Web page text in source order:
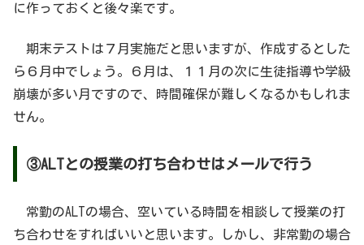
に作っておくと後々楽です。
期末テストは７月実施だと思いますが、作成するとした
ら６月中でしょう。６月は、１１月の次に生徒指導や学級
崩壊が多い月ですので、時間確保が難しくなるかもしれま
せん。
③ALTとの授業の打ち合わせはメールで行う
常勤のALTの場合、空いている時間を相談して授業の打
ち合わせをすればいいと思います。しかし、非常勤の場合